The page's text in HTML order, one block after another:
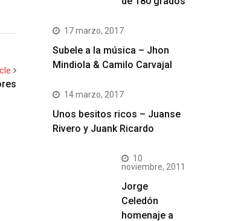
17 marzo, 2017
Subele a la música – Jhon
Mindiola & Camilo Carvajal
14 marzo, 2017
Unos besitos ricos – Juanse
Rivero y Juank Ricardo
10
noviembre, 2011
Jorge
Celedón
homenaje a